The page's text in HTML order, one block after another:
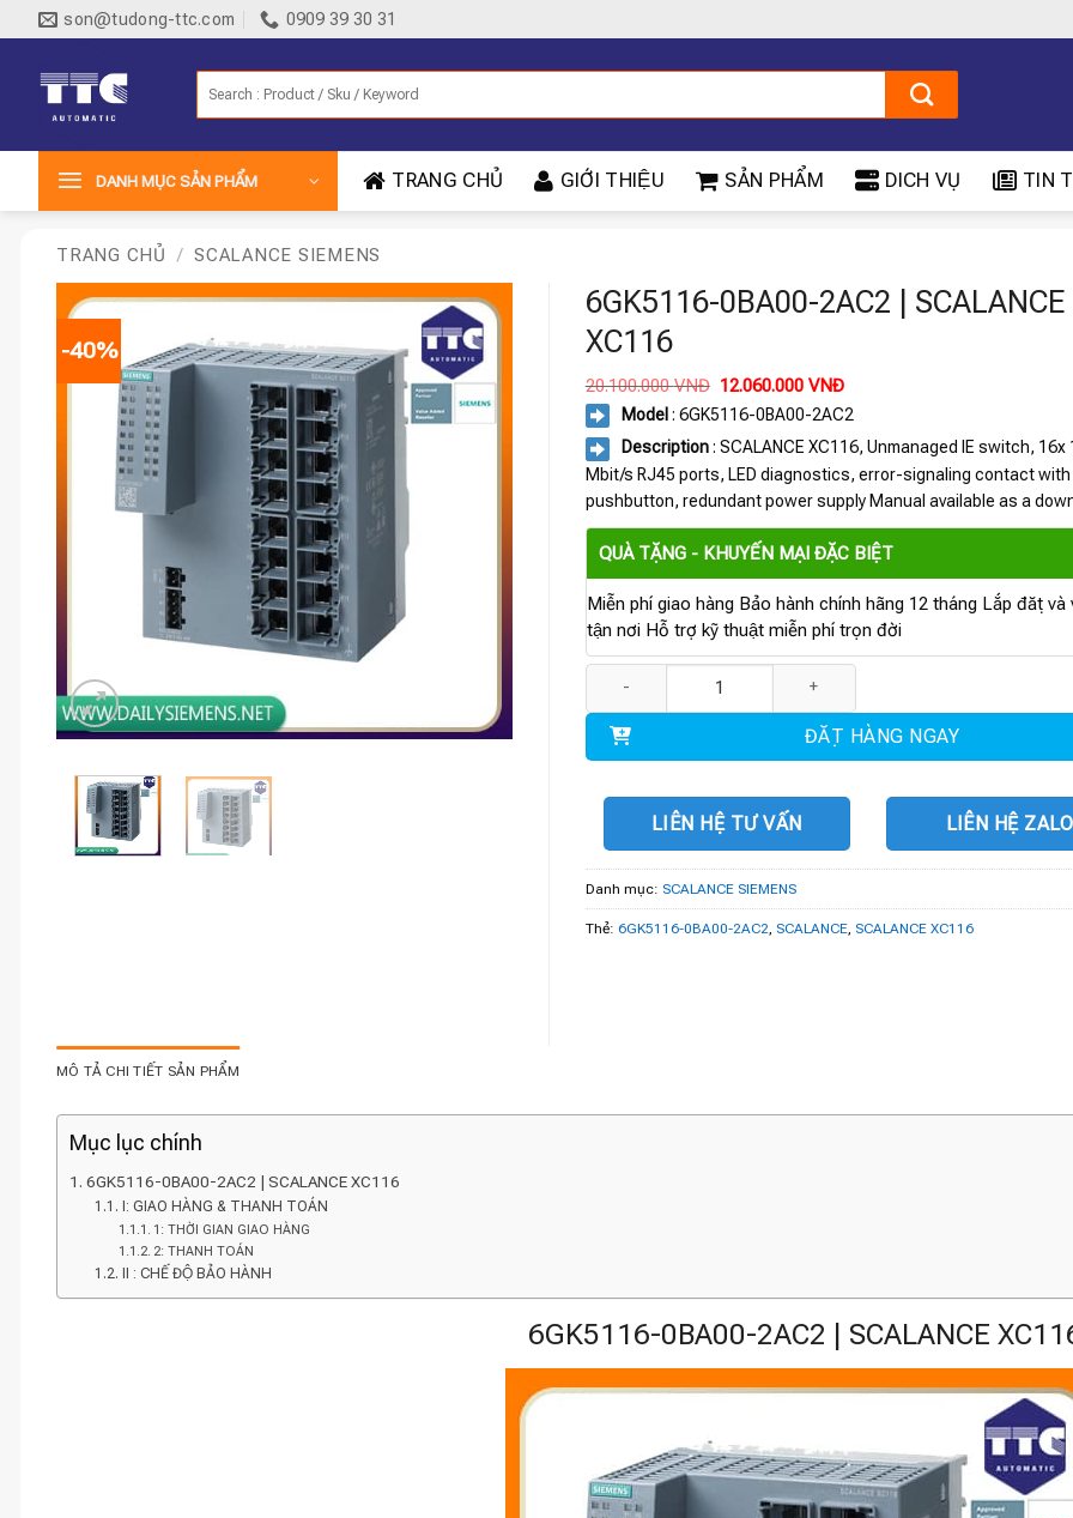
qua
son@tudong-ttc.com 0909 39 30 31
DANH MỤC SẢN PHẨM TRANG CHỦ GIỚI THIỆU SẢN PHẨM DICH VỤ TIN
TRANG CHỦ / SCALANCE SIEMENS
-40%
6GK5116-0BA00-2AC2 | SCALANCE
XC116
20.100.000VNĐ Giá
gốc
là:
20.100.000 VNĐ.
12.060.000VNĐGiá
hiện
tại
là:
12.060.000 VNĐ.
Model : 6GK5116-0BA00-2AC2
Description: SCALANCE XC116, Unmanaged IE switch, 16x
Mbit/s RJ45 ports, LED diagnostics, error-signaling contact
pushbutton, redundant power supply Manual available as a
QUÀ TẶNG - KHUYẾN MẠI ĐẶC BIỆT
Miễn phí giao hàng Bảo hành chính hãng 12 tháng Lắp đặt và
tận nơi Hỗ trợ kỹ thuật miễn phí trọn đời
ĐẶT HÀNG NGAY
LIÊN HỆ TƯ VẤN LIÊN HỆ ZALO
Danh mục: SCALANCE SIEMENS
Thẻ: 6GK5116-0BA00-2AC2 SCALANCE, SCALANCE XC116
MÔ TẢ CHI TIẾT SẢN PHẨM
Mục lục chính
6GK5116-0BA00-2AC2 | SCALANCE XC116
I: GIAO HÀNG & THANH TOÁN
1: THỜI GIAN GIAO HÀNG
2: THANH TOÁN
II : CHẾ ĐỘ BẢO HÀNH
6GK5116-0BA00-2AC2 | SCALANCE